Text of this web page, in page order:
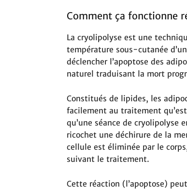
Comment ça fonctionne
La cryolipolyse est une
température sous-cutanée
déclencher l’apoptose des
naturel traduisant la mort
Constitués de lipides, les
facilement au traitement
qu’une séance de
ricochet une déchirure de la
cellule est éliminée par le
suivant le traitement.
Cette réaction (l’apoptose)